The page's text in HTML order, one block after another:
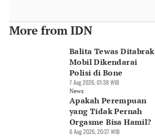
More from IDN
Balita Tewas Ditabrak
Mobil Dikendarai
Polisi di Bone
7 Aug 2026, 01:38 WIB
News
Apakah Perempuan
yang Tidak Pernah
Orgasme Bisa Hamil?
6 Aug 2026, 20:37 WIB